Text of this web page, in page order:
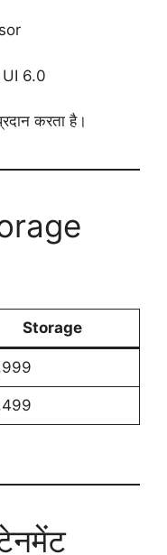
UI 6.0
करता है।
Storage